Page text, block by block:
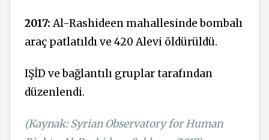
2017:Al-Rashideen mahallesinde bombalı
araç patlatıldı ve 420 Alevi öldürüldü.
IŞİD ve bağlantılı gruplar tarafından
düzenlendi.
(Kaynak: Syrian Observatory for Human